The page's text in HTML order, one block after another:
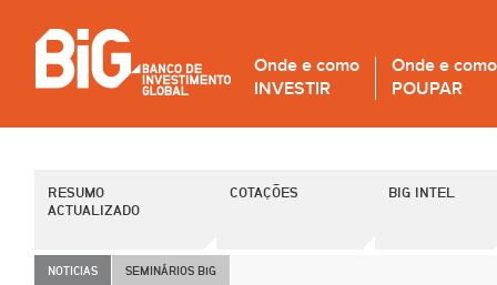
Onde e como
INVESTIR
Onde e como
POUPAR
RESUMO
ACTUALIZADO
COTAÇÕES BIG INTEL
NOTICIAS SEMINÁRIOS BiG